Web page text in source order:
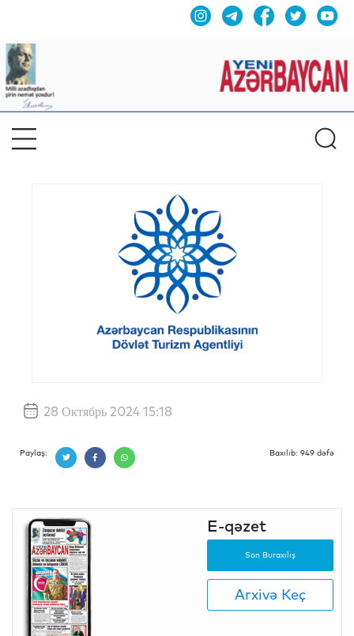
28 Октябрь 2024 15:18
Paylaş: Baxılıb: 949 dəfə
E-qəzet
Son Buraxılış
Arxivə Keç